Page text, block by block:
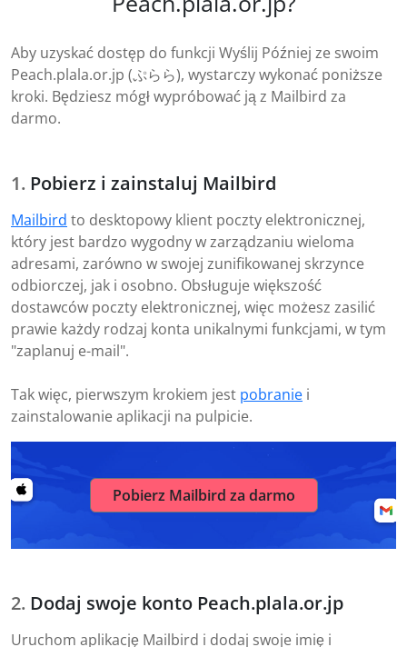
Aby uzyskać dostęp do funkcji Wyślij Później ze swoim
Peach.plala.or.jp (ぷらら), wystarczy wykonać poniższe
kroki. Będziesz mógł wypróbować ją z Mailbird za
darmo.
Pobierz i zainstaluj Mailbird
Mailbird to desktopowy klient poczty elektronicznej,
który jest bardzo wygodny w zarządzaniu wieloma
adresami, zarówno w swojej zunifikowanej skrzynce
odbiorczej, jak i osobno. Obsługuje większość
dostawców poczty elektronicznej, więc możesz zasilić
prawie każdy rodzaj konta unikalnymi funkcjami, w tym
"zaplanuj e-mail".
Tak więc, pierwszym krokiem jest pobranie i
zainstalowanie aplikacji na pulpicie.
Pobierz Mailbird za darmo
Dodaj swoje konto Peach.plala.or.jp
Uruchom aplikację Mailbird i dodaj swoje imię i